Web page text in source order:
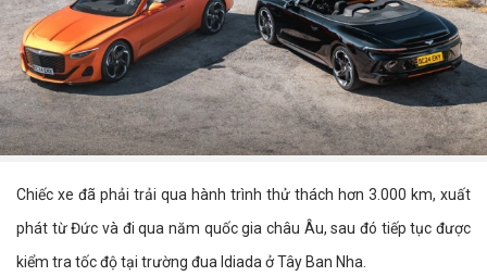
Chiếc xe đã phải trải qua hành trình thử thách hơn 3.000 km, xuất
phát từ Đức và đi qua năm quốc gia châu Âu, sau đó tiếp tục được
kiểm tra tốc độ tại trường đua Idiada ở Tây Ban Nha.